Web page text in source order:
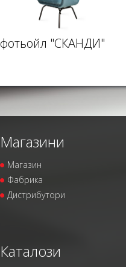
фотьойл "СКАНДИ"
Магазини
Магазин
Фабрика
Дистрибутори
Каталози